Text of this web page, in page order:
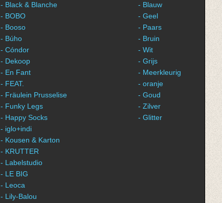
- Black & Blanche
- BOBO
- Booso
- Búho
- Cóndor
- Dekoop
- En Fant
- FEAT.
- Fräulein Prusselise
- Funky Legs
- Happy Socks
- iglo+indi
- Kousen & Karton
- KRUTTER
- Labelstudio
- LE BIG
- Leoca
- Lily-Balou
- Blauw
- Geel
- Paars
- Bruin
- Wit
- Grijs
- Meerkleurig
- oranje
- Goud
- Zilver
- Glitter